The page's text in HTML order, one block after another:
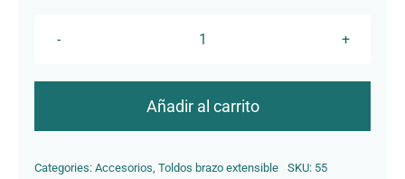
Juego
Epsylon
Añadir al carrito
Categories: Accesorios Toldos brazo extensible SKU: 55